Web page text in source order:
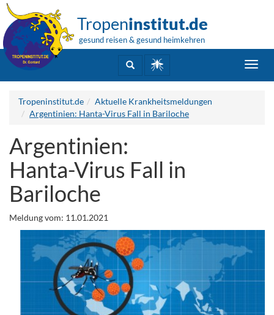
Tropeninstitut.de
gesund reisen & gesund heimkehren
Tropeninstitut.de
Aktuelle Krankheitsmeldungen
Argentinien: Hanta-Virus Fall in Bariloche
Argentinien:
Hanta-Virus Fall in
Bariloche
Meldung vom: 11.01.2021